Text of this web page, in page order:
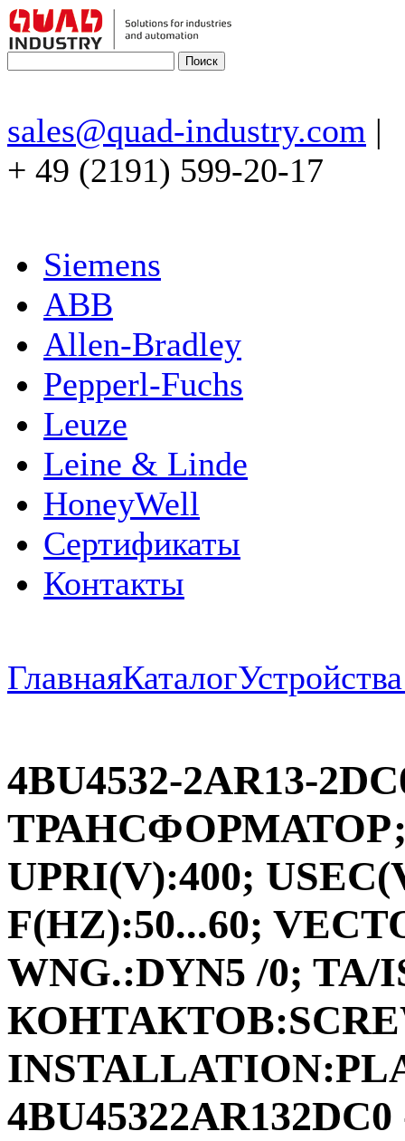
sales@quad-industry.com |
+ 49 (2191) 599-20-17
Siemens
ABB
Allen-Bradley
Pepperl-Fuchs
Leuze
Leine & Linde
HoneyWell
Сертификаты
Контакты
ГлавнаяКаталог
4BU4532-2AR13-
UPRI(V):400;
F(HZ):50...60;
WNG.:DYN5 /0;